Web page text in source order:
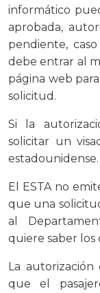
informático
aprobada,
pendiente,
debe entrar al
página web
solicitud.
Si la
solicitar un
estadounidense.
El ESTA no
que una
al
quiere saber los
La autorización
que el